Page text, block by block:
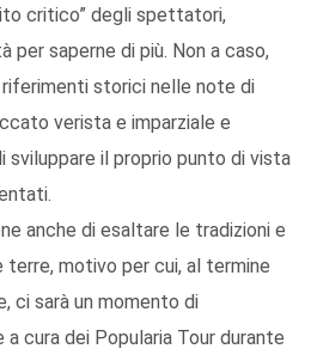
critico” degli spettatori,
per saperne di più. Non a caso,
storici nelle note di
verista e imparziale e
il proprio punto di vista
anche di esaltare le tradizioni e
motivo per cui, al termine
ci sarà un momento di
cura dei Popularia Tour durante